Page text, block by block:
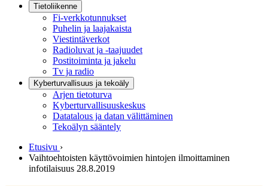
Tietoliikenne
Fi-verkkotunnukset
Puhelin ja laajakaista
Viestintäverkot
Radioluvat ja -taajuudet
Postitoiminta ja jakelu
Tv ja radio
Kyberturvallisuus ja tekoäly
Arjen tietoturva
Kyberturvallisuuskeskus
Datatalous ja datan välittäminen
Tekoälyn sääntely
Etusivu ›
Vaihtoehtoisten käyttövoimien hintojen ilmoittaminen
infotilaisuus 28.8.2019